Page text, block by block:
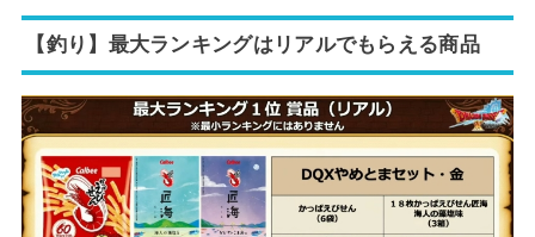
【釣り】最大ランキングはリアルでもらえる商品